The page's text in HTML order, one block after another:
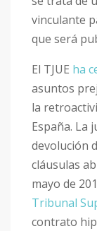
vinculante
que será
El TJUE ha
asuntos
la
España. La
devolución
cláusulas
mayo de
Tribunal
contrato